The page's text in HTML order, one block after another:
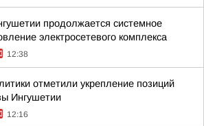
продолжается системное
электросетевого комплекса
12:38
отметили укрепление позиций
Ингушетии
12:16